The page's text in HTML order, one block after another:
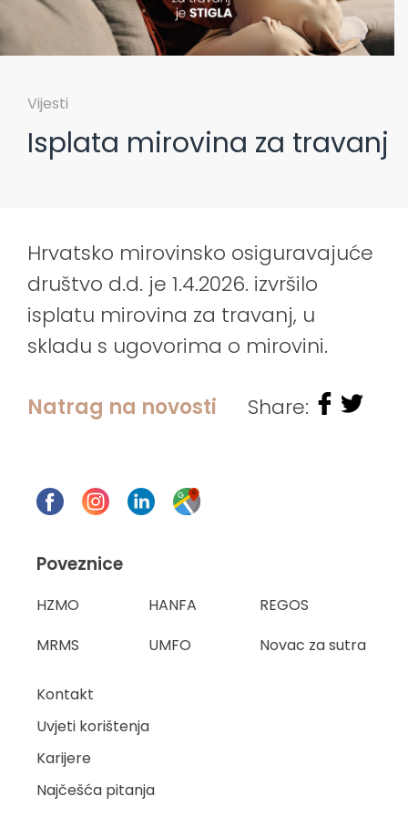
Vijesti
Isplata mirovina za travanj
Hrvatsko mirovinsko osiguravajuće
društvo d.d. je 1.4.2026. izvršilo
isplatu mirovina za travanj, u
skladu s ugovorima o mirovini.
Natrag na novosti Share:
Poveznice
HZMO HANFA
REGOS
MRMS
UMFO Novac za sutra
Kontakt
Uvjeti korištenja
Karijere
Najčešća pitanja